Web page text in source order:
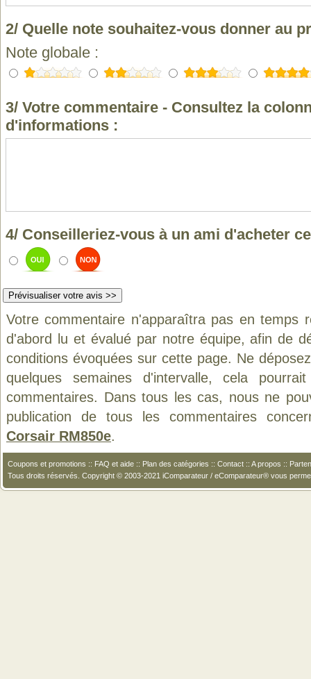
2/ Quelle note souhaitez-vous donner au
Note globale :
3/ Votre commentaire - Consultez la
d'informations :
4/ Conseilleriez-vous à un ami d'acheter
Votre commentaire n'apparaîtra pas en temps
d'abord lu et évalué par notre équipe, afin de
conditions évoquées sur cette page. Ne
quelques semaines d'intervalle, cela
commentaires. Dans tous les cas, nous ne
publication de tous les commentaires
Corsair RM850e.
Coupons et promotions :: FAQ et aide :: Plan des catégories :: Contact :: A propos ::
Tous droits réservés. Copyright © 2003-2021 iComparateur / eComparateur® vous